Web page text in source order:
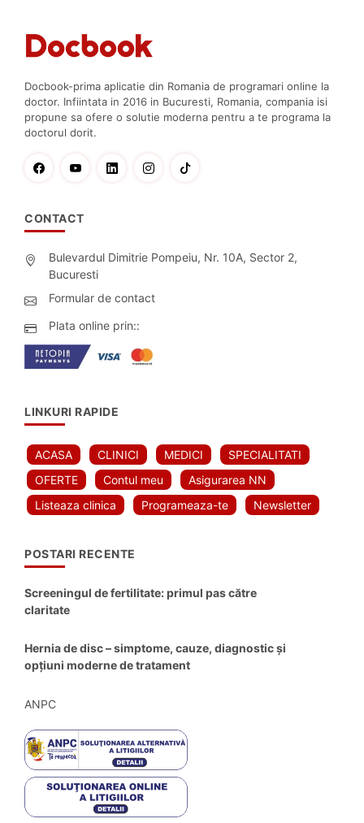
Docbook-prima aplicatie din Romania de programari online la
doctor. Infiintata in 2016 in Bucuresti, Romania, compania isi
propune sa ofere o solutie moderna pentru a te programa la
doctorul dorit.
CONTACT
Bulevardul Dimitrie Pompeiu, Nr. 10A, Sector 2,
Bucuresti
Formular de contact
Plata online prin::
LINKURI RAPIDE
ACASA CLINICI MEDICI
SPECIALITATI
OFERTE
Contul meu
Asigurarea NN
Listeaza clinica
Programeaza-te Newsletter
POSTARI RECENTE
Screeningul de fertilitate: primul pas către
claritate
Hernia de disc – simptome, cauze, diagnostic și
opțiuni moderne de tratament
ANPC